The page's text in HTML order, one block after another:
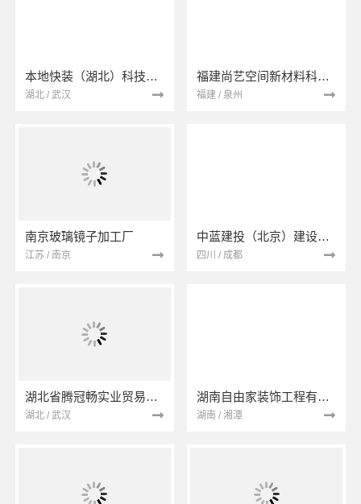
本地快装（湖北）科技有限公司
湖北 / 武汉
福建尚艺空间新材料科技有限公司
福建 / 泉州
南京玻璃镜子加工厂
江苏 / 南京
中蓝建投（北京）建设有限公司四川第一分公司
四川 / 成都
湖北省腾冠畅实业贸易有限公司
湖北 / 武汉
湖南自由家装饰工程有限公司
湖南 / 湘潭